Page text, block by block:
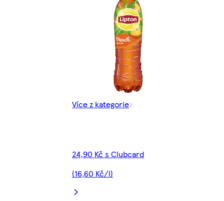
Více z kategorie
24,90 Kč s Clubcard
(16,60 Kč/l)